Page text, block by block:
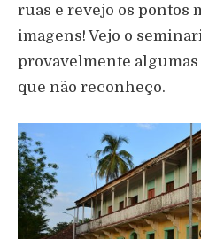
ruas e revejo os pontos
imagens! Vejo o
provavelmente algumas
que não reconheço.